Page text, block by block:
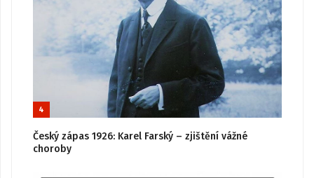
4
Český zápas 1926: Karel Farský – zjištění vážné
choroby